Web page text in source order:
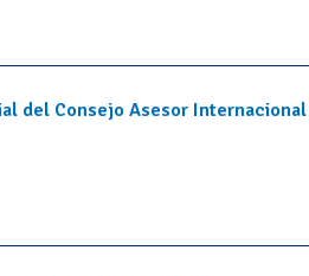
del Consejo Asesor Internacional